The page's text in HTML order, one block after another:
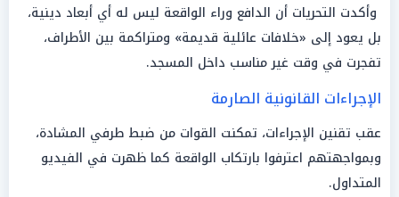
وأكدت التحريات أن الدافع وراء الواقعة ليس له أي أبعاد دينية،
بل يعود إلى «خلافات عائلية قديمة» ومتراكمة بين الأطراف،
تفجرت في وقت غير مناسب داخل المسجد.
الإجراءات القانونية الصارمة
عقب تقنين الإجراءات، تمكنت القوات من ضبط طرفي المشادة،
وبمواجهتهم اعترفوا بارتكاب الواقعة كما ظهرت في الفيديو
المتداول.